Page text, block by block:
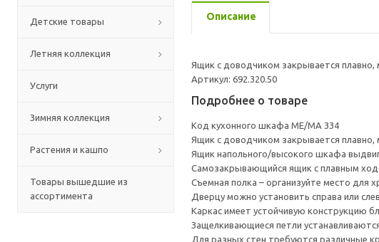
Детские товары
Летняя коллекция
Услуги
Зимняя коллекция
Растения и кашпо
Товары вышедшие из
ассортимента
Описание
Ящик с доводчиком закрывается плавно,
Артикул: 692.320.50
Подробнее о товаре
Код кухонного шкафа ME/MA 334
Ящик с доводчиком закрывается плавно,
Ящик напольного/высокого шкафа
Cамозакрывающийся ящик с плавным
Съемная полка – организуйте место для
Дверцу можно установить справа или
Каркас имеет устойчивую конструкцию
Защелкивающиеся петли
Для разных стен требуются различные